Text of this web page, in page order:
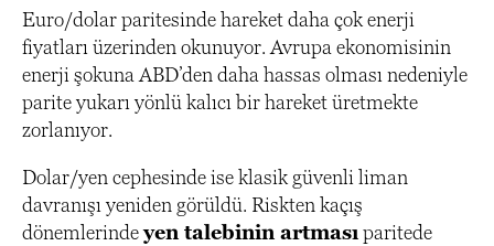
Euro/dolar paritesinde hareket daha çok enerji
fiyatları üzerinden okunuyor. Avrupa ekonomisinin
enerji şokuna ABD’den daha hassas olması nedeniyle
parite yukarı yönlü kalıcı bir hareket üretmekte
zorlanıyor.
Dolar/yen cephesinde ise klasik güvenli liman
davranışı yeniden görüldü. Riskten kaçış
dönemlerindeyen talebinin artmasıparitede